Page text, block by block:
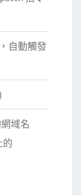
自動觸發
域名
的